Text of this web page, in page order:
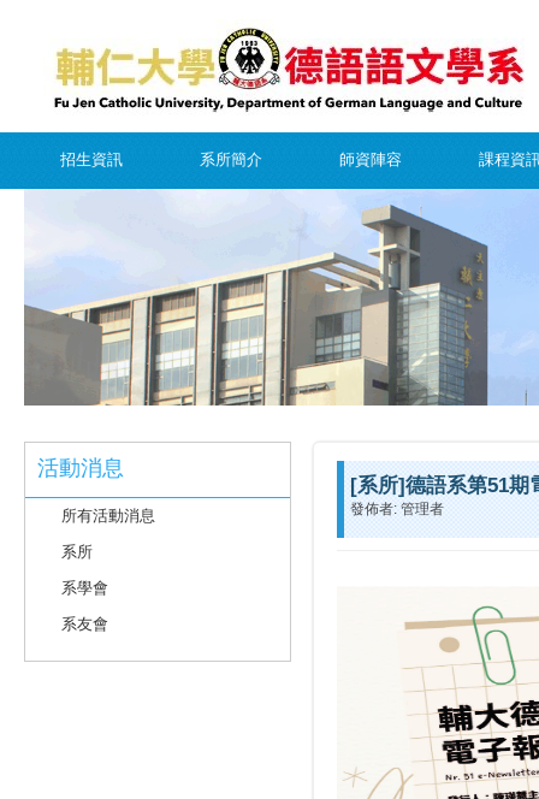
招生資訊 系所簡介 師資陣容 課程資
活動消息
所有活動消息
系所
系學會
系友會
[系所]德語系第51期
發佈者: 管理者